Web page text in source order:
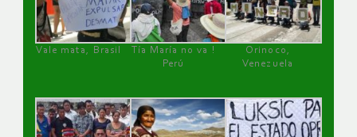
Vale mata, Brasil
Tía María no va !
Perú
Orinoco,
Venezuela